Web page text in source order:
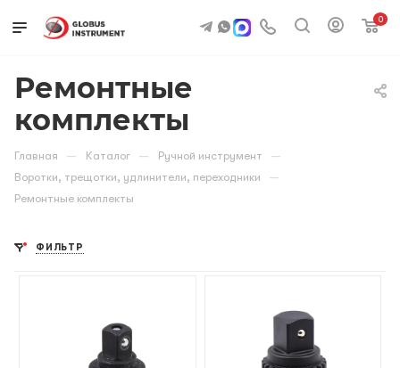
0
Ремонтные
комплекты
Главная — Каталог — Ручной инструмент —
Воротки, трещотки, удлинители, переходники —
Ремонтные комплекты
ФИЛЬТР